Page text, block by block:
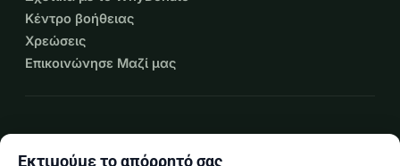
Κέντρο βοήθειας
Χρεώσεις
Επικοινώνησε Μαζί μας
Εκτιμούμε το απόρρητό σας